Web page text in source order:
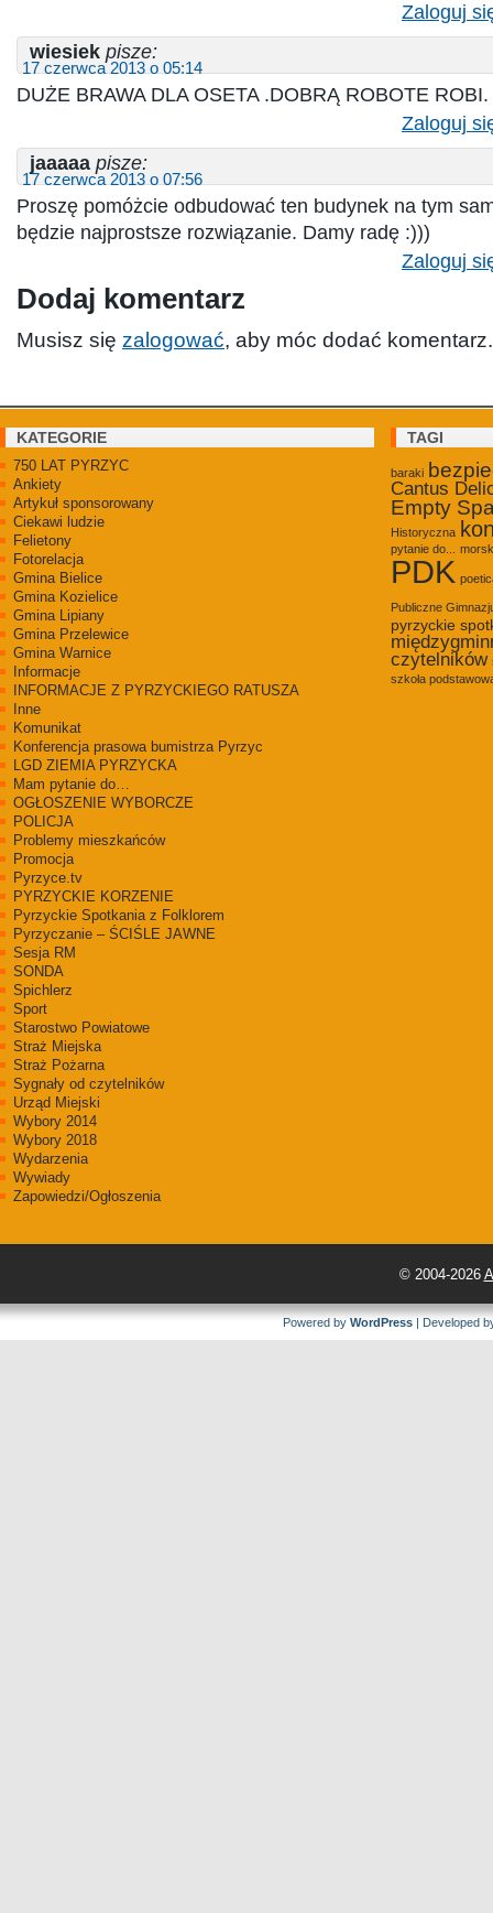
Zaloguj
wiesiek pisze:
17 czerwca 2013 o 05:14
DUŻE BRAWA DLA OSETA .DOBRĄ ROBOTE ROBI.
Zaloguj
jaaaaa pisze:
17 czerwca 2013 o 07:56
Proszę pomóżcie odbudować ten budynek na tym
będzie najprostsze rozwiązanie. Damy radę :)))
Zaloguj
Dodaj komentarz
Musisz się zalogować, aby móc dodać komentarz.
KATEGORIE
750 LAT PYRZYC
Ankiety
Artykuł sponsorowany
Ciekawi ludzie
Felietony
Fotorelacja
Gmina Bielice
Gmina Kozielice
Gmina Lipiany
Gmina Przelewice
Gmina Warnice
Informacje
INFORMACJE Z PYRZYCKIEGO RATUSZA
Inne
Komunikat
Konferencja prasowa bumistrza Pyrzyc
LGD ZIEMIA PYRZYCKA
Mam pytanie do…
OGŁOSZENIE WYBORCZE
POLICJA
Problemy mieszkańców
Promocja
Pyrzyce.tv
PYRZYCKIE KORZENIE
Pyrzyckie Spotkania z Folklorem
Pyrzyczanie – ŚCIŚLE JAWNE
Sesja RM
SONDA
Spichlerz
Sport
Starostwo Powiatowe
Straż Miejska
Straż Pożarna
Sygnały od czytelników
Urząd Miejski
Wybory 2014
Wybory 2018
Wydarzenia
Wywiady
Zapowiedzi/Ogłoszenia
TAGI
baraki
Cantus
Empty
Historyczna
pytanie do...
PDK
Publiczne
pyrzyckie
czytelników
szkoła
© 2004-2026
Powered by WordPress | Developed